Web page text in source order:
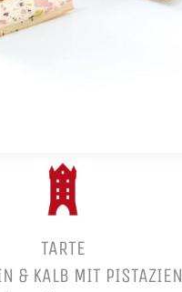
TARTE
& KALB MIT PISTAZIEN